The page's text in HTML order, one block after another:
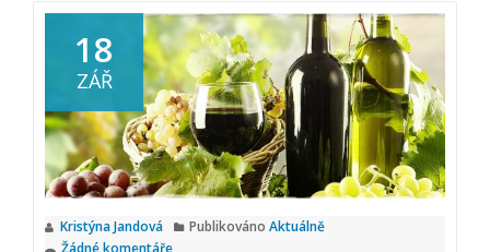
Oficiální
křest
aneb
akce
DMS
in
Cloud
18
ZÁŘ
Kristýna Jandová Publikováno Aktuálně
Žádné komentáře